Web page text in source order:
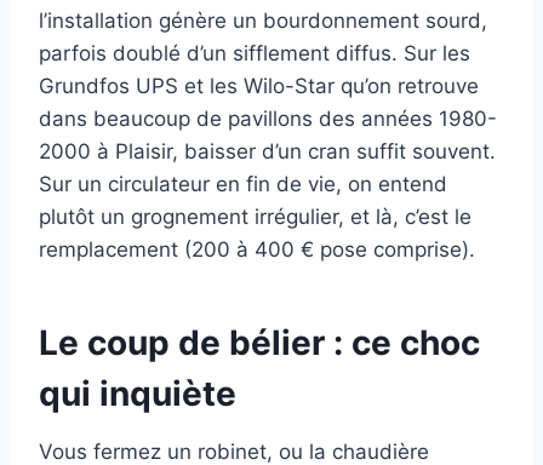
l’installation génère un bourdonnement sourd,
parfois doublé d’un sifflement diffus. Sur les
Grundfos UPS et les Wilo-Star qu’on retrouve
dans beaucoup de pavillons des années 1980-
2000 à Plaisir, baisser d’un cran suffit souvent.
Sur un circulateur en fin de vie, on entend
plutôt un grognement irrégulier, et là, c’est le
remplacement (200 à 400 € pose comprise).
Le coup de bélier : ce choc
qui inquiète
Vous fermez un robinet, ou la chaudière